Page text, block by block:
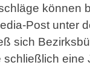
können
Post unter
sich
eine